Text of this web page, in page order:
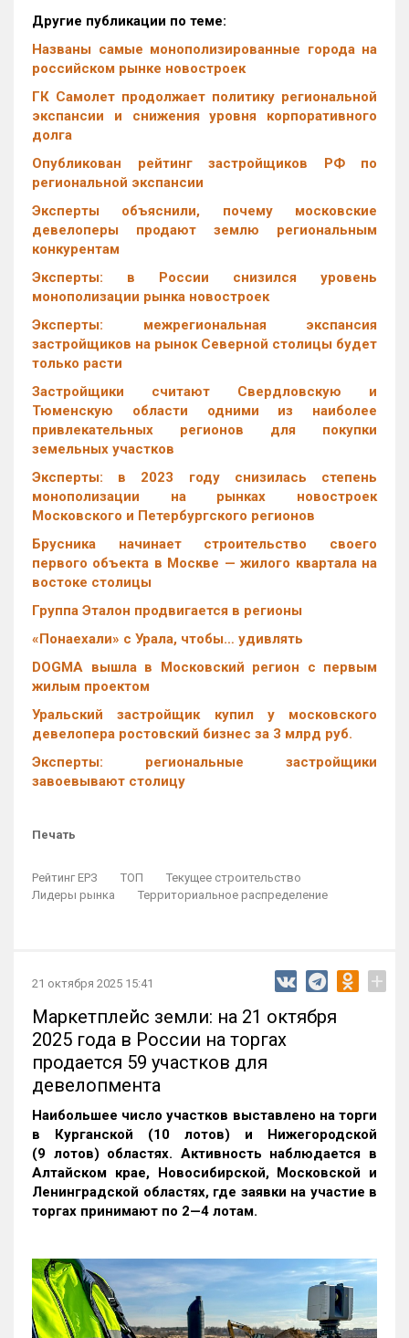
Другие публикации по теме:
Названы самые монополизированные города на
российском рынке новостроек
ГК Самолет продолжает политику региональной
экспансии и снижения уровня корпоративного
долга
Опубликован рейтинг застройщиков РФ по
региональной экспансии
Эксперты объяснили, почему московские
девелоперы продают землю региональным
конкурентам
Эксперты: в России снизился уровень
монополизации рынка новостроек
Эксперты: межрегиональная экспансия
застройщиков на рынок Северной столицы будет
только расти
Застройщики считают Свердловскую и
Тюменскую области одними из наиболее
привлекательных регионов для покупки
земельных участков
Эксперты: в 2023 году снизилась степень
монополизации на рынках новостроек
Московского и Петербургского регионов
Брусника начинает строительство своего
первого объекта в Москве — жилого квартала на
востоке столицы
Группа Эталон продвигается в регионы
«Понаехали» с Урала, чтобы… удивлять
DOGMA вышла в Московский регион с первым
жилым проектом
Уральский застройщик купил у московского
девелопера ростовский бизнес за 3 млрд руб.
Эксперты: региональные застройщики
завоевывают столицу
Печать
Рейтинг ЕРЗ ТОП
Текущее строительство
Лидеры рынка
Территориальное распределение
21 октября 2025 15:41 +
Маркетплейс земли: на 21 октября
2025 года в России на торгах
продается 59 участков для
девелопмента
Наибольшее число участков выставлено на торги
в Курганской (10 лотов) и Нижегородской
(9 лотов) областях. Активность наблюдается в
Алтайском крае, Новосибирской, Московской и
Ленинградской областях, где заявки на участие в
торгах принимают по 2—4 лотам.